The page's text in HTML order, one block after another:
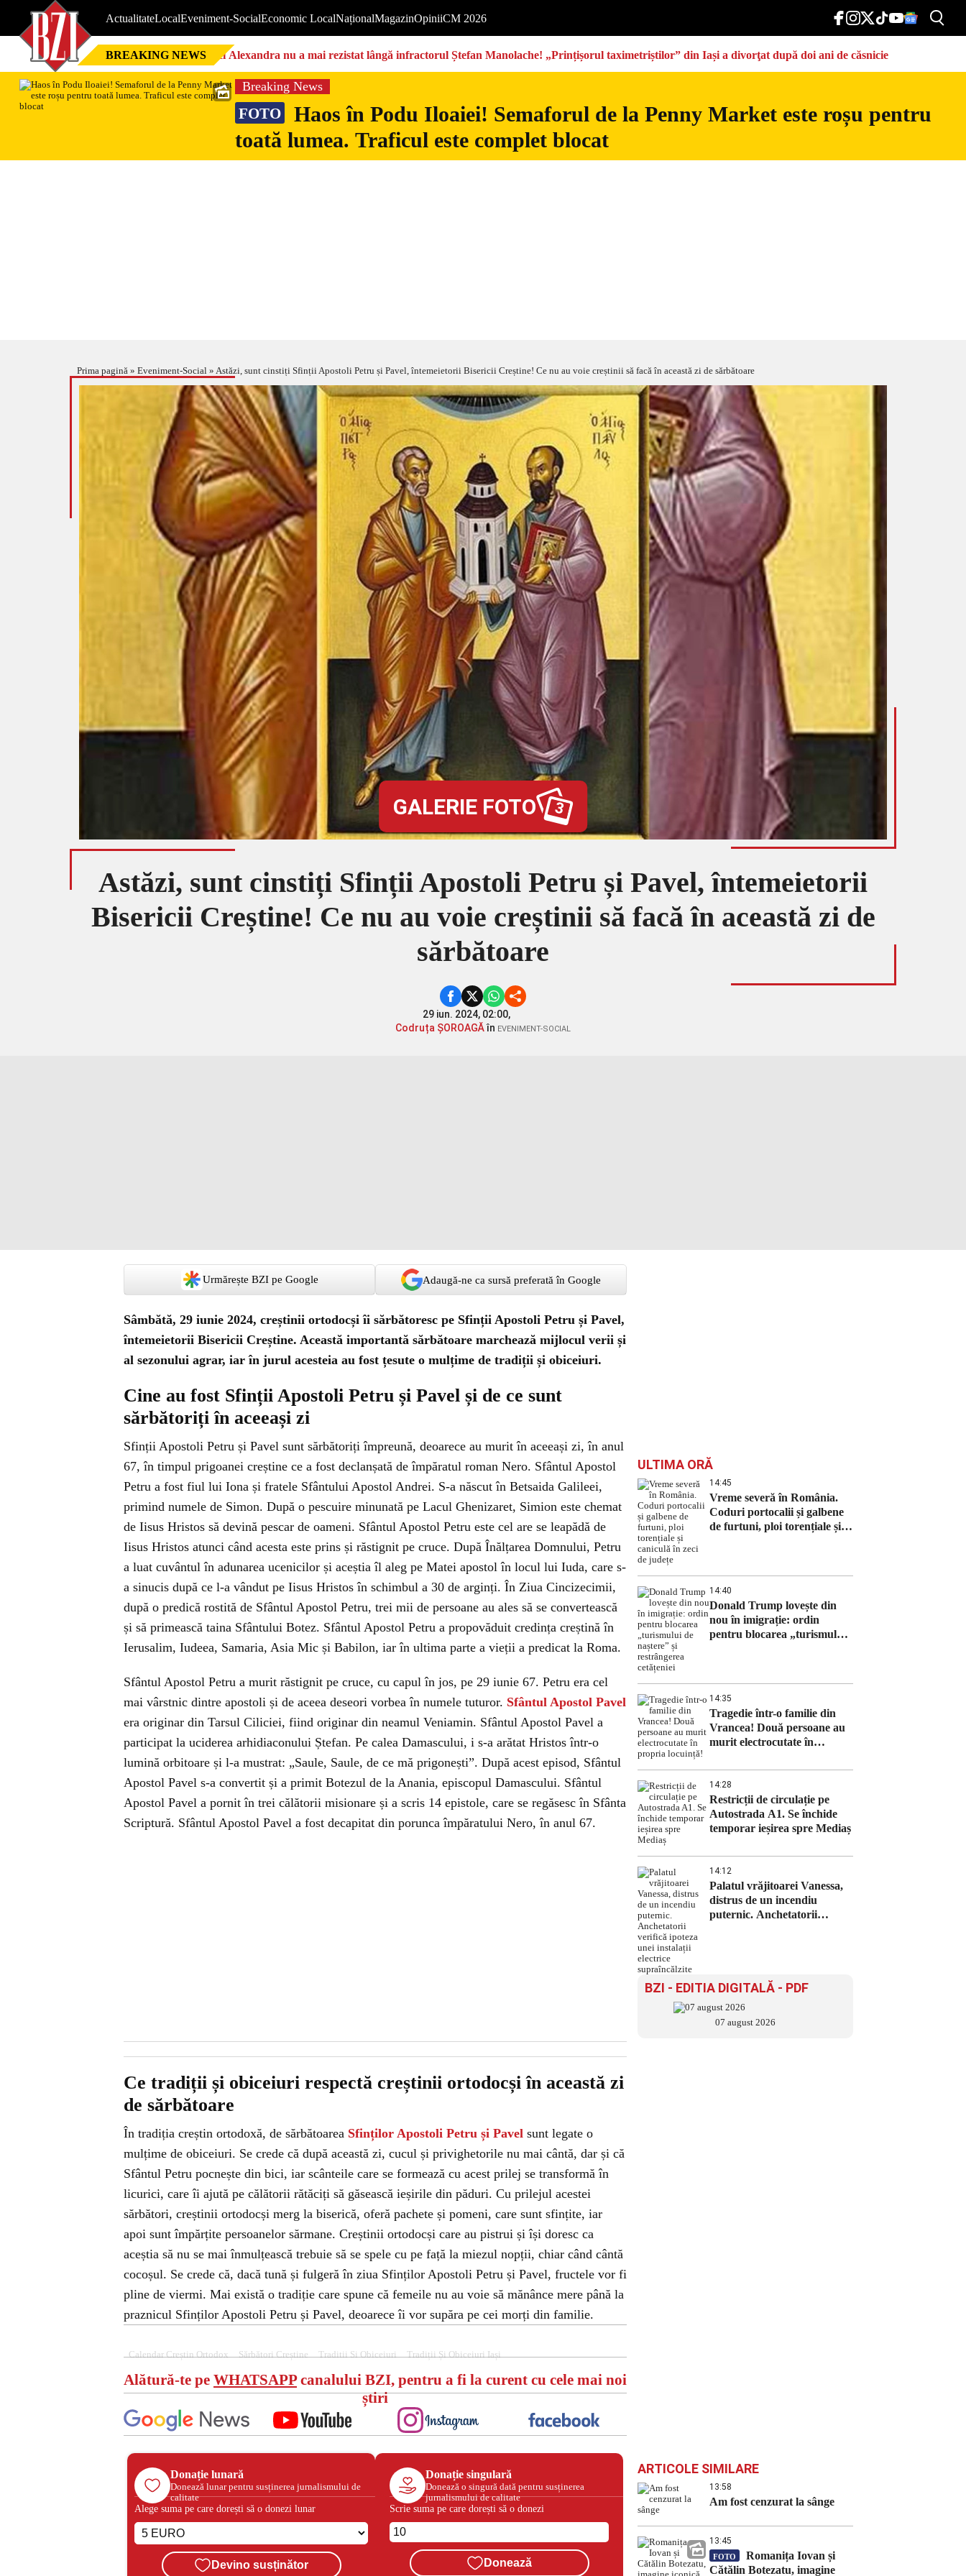
ActualitateLocalEveniment-SocialEconomic LocalNaționalMagazinOpiniiCM 2026
BREAKING NEWS Nici Alexandra nu a mai rezistat lângă infractorul Ștefan Manolache! „Prințișorul taximetriștilor” din Iași a divorţat după doi ani de căsnicie
Breaking News
FOTO
Haos în Podu Iloaiei! Semaforul de la Penny Market este roșu pentru
toată lumea. Traficul este complet blocat
Prima pagină » Eveniment-Social » Astăzi, sunt cinstiți Sfinții Apostoli Petru și Pavel, întemeietorii Bisericii Creștine! Ce nu au voie creștinii să facă în această zi de sărbătoare
GALERIE FOTO 3
Astăzi, sunt cinstiți Sfinții Apostoli Petru și Pavel, întemeietorii
Bisericii Creștine! Ce nu au voie creștinii să facă în această zi de
sărbătoare
29 iun. 2024, 02:00,
Codruța ȘOROAGĂîn EVENIMENT-SOCIAL
Urmărește BZI pe Google Adaugă-ne ca sursă preferată în Google
Sâmbătă, 29 iunie 2024, creștinii ortodocși îi sărbătoresc pe Sfinții Apostoli Petru și Pavel,
întemeietorii Bisericii Creștine. Această importantă sărbătoare marchează mijlocul verii și
al sezonului agrar, iar în jurul acesteia au fost țesute o mulțime de tradiții și obiceiuri.
Cine au fost Sfinții Apostoli Petru și Pavel și de ce sunt
sărbătoriți în aceeași zi
Sfinții Apostoli Petru și Pavel sunt sărbătoriți împreună, deoarece au murit în aceeași zi, în anul
67, în timpul prigoanei creștine ce a fost declanșată de împăratul roman Nero. Sfântul Apostol
Petru a fost fiul lui Iona și fratele Sfântului Apostol Andrei. S-a născut în Betsaida Galileei,
primind numele de Simon. După o pescuire minunată pe Lacul Ghenizaret, Simion este chemat
de Iisus Hristos să devină pescar de oameni. Sfântul Apostol Petru este cel are se leapădă de
Iisus Hristos atunci când acesta este prins și răstignit pe cruce. După Înălțarea Domnului, Petru
a luat cuvântul în adunarea ucenicilor și aceștia îl aleg pe Matei apostol în locul lui Iuda, care s-
a sinucis după ce l-a vândut pe Iisus Hristos în schimbul a 30 de arginți. În Ziua Cincizecimii,
după o predică rostită de Sfântul Apostol Petru, trei mii de persoane au ales să se convertească
și să primească taina Sfântului Botez. Sfântul Apostol Petru a propovăduit credința creștină în
Ierusalim, Iudeea, Samaria, Asia Mic și Babilon, iar în ultima parte a vieții a predicat la Roma.
Sfântul Apostol Petru a murit răstignit pe cruce, cu capul în jos, pe 29 iunie 67. Petru era cel
mai vârstnic dintre apostoli și de aceea deseori vorbea în numele tuturor. Sfântul Apostol Pavel
era originar din Tarsul Ciliciei, fiind originar din neamul Veniamin. Sfântul Apostol Pavel a
participat la uciderea arhidiaconului Ștefan. Pe calea Damascului, i s-a arătat Hristos într-o
lumină orbitoare și l-a mustrat: „Saule, Saule, de ce mă prigonești”. După acest episod, Sfântul
Apostol Pavel s-a convertit și a primit Botezul de la Anania, episcopul Damascului. Sfântul
Apostol Pavel a pornit în trei călătorii misionare și a scris 14 epistole, care se regăsesc în Sfânta
Scriptură. Sfântul Apostol Pavel a fost decapitat din porunca împăratului Nero, în anul 67.
Ce tradiții și obiceiuri respectă creștinii ortodocși în această zi
de sărbătoare
În tradiția creștin ortodoxă, de sărbătoarea Sfinților Apostoli Petru și Pavel sunt legate o
mulțime de obiceiuri. Se crede că după această zi, cucul și privighetorile nu mai cântă, dar și că
Sfântul Petru pocnește din bici, iar scânteile care se formează cu acest prilej se transformă în
licurici, care îi ajută pe călătorii rătăciți să găsească ieșirile din păduri. Cu prilejul acestei
sărbători, creștinii ortodocși merg la biserică, oferă pachete și pomeni, care sunt sfințite, iar
apoi sunt împărțite persoanelor sărmane. Creștinii ortodocși care au pistrui și își doresc ca
aceștia să nu se mai înmulțească trebuie să se spele cu pe față la miezul nopții, chiar când cântă
cocoșul. Se crede că, dacă tună și fulgeră în ziua Sfinților Apostoli Petru și Pavel, fructele vor fi
pline de viermi. Mai există o tradiție care spune că femeile nu au voie să mănânce mere până la
praznicul Sfinților Apostoli Petru și Pavel, deoarece îi vor supăra pe cei morți din familie.
Calendar Creștin Ortodox Sărbători Creștine Traditii Si Obiceiuri Tradiții Și Obiceiuri Iași
Alătură-te pe WHATSAPPcanalului BZI, pentru a fi la curent cu cele mai noi
știri
Donație lunară
Donează lunar pentru susținerea jurnalismului de
calitate
Alege suma pe care dorești să o donezi lunar
Devino susținător
Donație singulară
Donează o singură dată pentru susținerea
jurnalismului de calitate
Scrie suma pe care dorești să o donezi
Donează
ULTIMA ORĂ
14:45
Vreme severă în România.
Coduri portocalii și galbene
de furtuni, ploi torențiale și
14:40
Donald Trump lovește din
nou în imigrație: ordin
pentru blocarea „turismului
14:35
Tragedie într-o familie din
Vrancea! Două persoane au
murit electrocutate în
14:28
Restricții de circulație pe
Autostrada A1. Se închide
temporar ieșirea spre Mediaș
14:12
Palatul vrăjitoarei Vanessa,
distrus de un incendiu
puternic. Anchetatorii
BZI - EDITIA DIGITALĂ - PDF
07 august 2026
ARTICOLE SIMILARE
13:58
Am fost cenzurat la sânge
13:45
FOTO
Romanița Iovan și
Cătălin Botezatu, imagine